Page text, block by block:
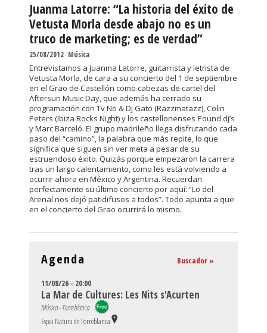
Juanma Latorre: “La historia del éxito de
Vetusta Morla desde abajo no es un
truco de marketing; es de verdad”
25/08/2012-Música
Entrevistamos a Juanma Latorre, guitarrista y letrista de
Vetusta Morla, de cara a su concierto del 1 de septiembre
en el Grao de Castellón como cabezas de cartel del
Aftersun Music Day, que además ha cerrado su
programación con Tv No & Dj Gato (Razzmatazz), Colin
Peters (Ibiza Rocks Night) y los castellonenses Pound dj’s
y Marc Barceló. El grupo madrileño llega disfrutando cada
paso del “camino”, la palabra que más repite, lo que
significa que siguen sin ver meta a pesar de su
estruendoso éxito. Quizás porque empezaron la carrera
tras un largo calentamiento, como les está volviendo a
ocurrir ahora en México y Argentina. Recuerdan
perfectamente su último concierto por aquí: “Lo del
Arenal nos dejó patidifusos a todos”. Todo apunta a que
en el concierto del Grao ocurrirá lo mismo.
Agenda Buscador »
11/08/26 - 20:00
La Mar de Cultures: Les Nits s'Acurten
Música - Torreblanca
Espai Natura de Torreblanca